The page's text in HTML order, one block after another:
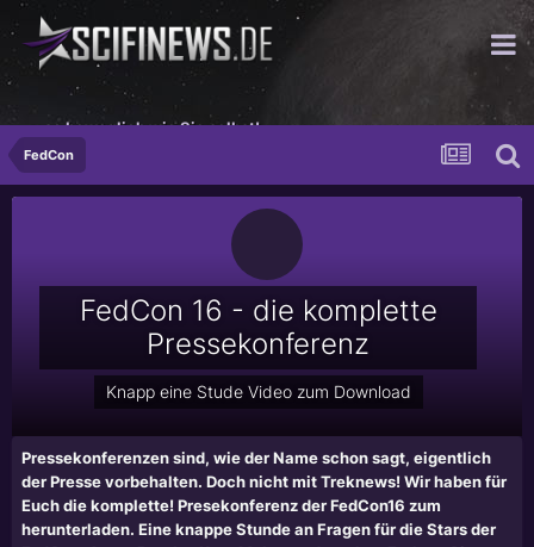
...so beweglich wie Sie selbst!
FedCon
FedCon 16 - die komplette
Pressekonferenz
Knapp eine Stude Video zum Download
Pressekonferenzen sind, wie der Name schon sagt, eigentlich
der Presse vorbehalten. Doch nicht mit Treknews! Wir haben für
Euch die komplette! Presekonferenz der FedCon16 zum
herunterladen. Eine knappe Stunde an Fragen für die Stars der